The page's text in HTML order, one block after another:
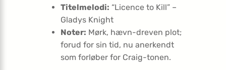
Titelmelodi: “Licence to Kill” –
Gladys Knight
Noter: Mørk, hævn-dreven plot;
forud for sin tid, nu anerkendt
som forløber for Craig-tonen.